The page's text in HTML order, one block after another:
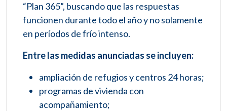
“Plan 365”, buscando que las respuestas
funcionen durante todo el año y no solamente
en períodos de frío intenso.
Entre las medidas anunciadas se incluyen:
ampliación de refugios y centros 24 horas;
programas de vivienda con
acompañamiento;